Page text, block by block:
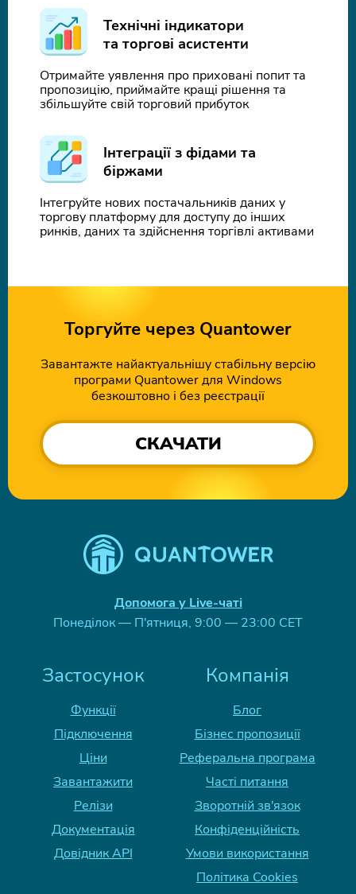
Технічні індикатори
та торгові асистенти
Отримайте уявлення про приховані попит та
пропозицію, приймайте кращі рішення та
збільшуйте свій торговий прибуток
Інтеграції з фідами та
біржами
Інтегруйте нових постачальників даних у
торгову платформу для доступу до інших
ринків, даних та здійснення торгівлі активами
Торгуйте через Quantower
Завантажте найактуальнішу стабільну версію
програми Quantower для Windows
безкоштовно і без реєстрації
СКАЧАТИ
Допомога у Live-чаті
Понеділок — П'ятниця, 9:00 — 23:00 CET
Застосунок
Функції
Підключення
Ціни
Завантажити
Релізи
Документація
Довідник API
Компанія
Блог
Бізнес пропозиції
Реферальна програма
Часті питання
Зворотній зв'язок
Конфіденційність
Умови використання
Політика Cookies